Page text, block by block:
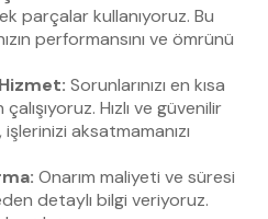
parçalar kullanıyoruz. Bu
performansını ve ömrünü
Sorunlarınızı en kısa
Hızlı ve güvenilir
işlerinizi aksatmamanızı
Onarım maliyeti ve süresi
detaylı bilgi veriyoruz.